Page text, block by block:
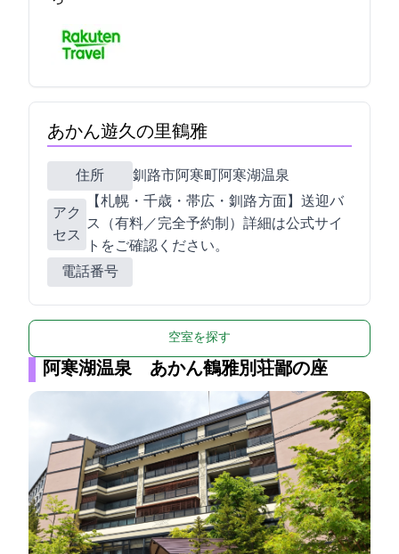
あかん遊久の里鶴雅
住所 釧路市阿寒町阿寒湖温泉4-6-10
アク
セス
【札幌・千歳・帯広・釧路 方面】送迎バ
ス（有料／完全予約制）詳細は公式サイ
トをご確認ください。
電話番号
空室を探す
阿寒湖温泉 あかん鶴雅別荘鄙の座